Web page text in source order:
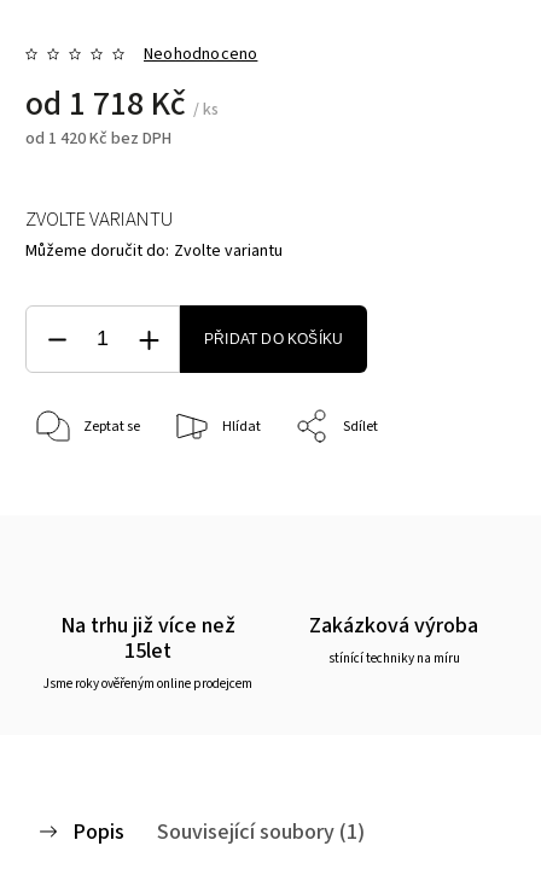
Neohodnoceno
od 1 718 Kč / ks
od 1 420 Kč bez DPH
ZVOLTE VARIANTU
Můžeme doručit do: Zvolte variantu
PŘIDAT DO KOŠÍKU
Zeptat se Hlídat Sdílet
Na trhu již více než
15let
Jsme roky ověřeným online prodejcem
Zakázková výroba
stínící techniky na míru
Popis
Související soubory (1)